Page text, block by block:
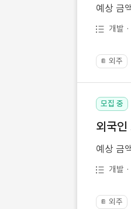
예상 금
개발
📔 외주
모집 중
외국
예상 금
개발
📔 외주